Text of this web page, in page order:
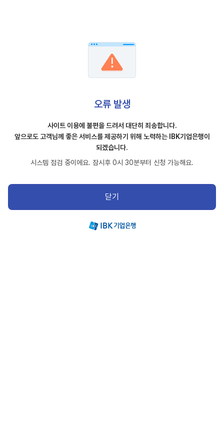
오류 발생
사이트 이용에 불편을 드려서 대단히 죄송합니다.
앞으로도 고객님께 좋은 서비스를 제공하기 위해 노력하는 IBK기업은행이
되겠습니다.
시스템 점검 중이에요. 잠시후 0시 30분부터 신청 가능해요.
닫기